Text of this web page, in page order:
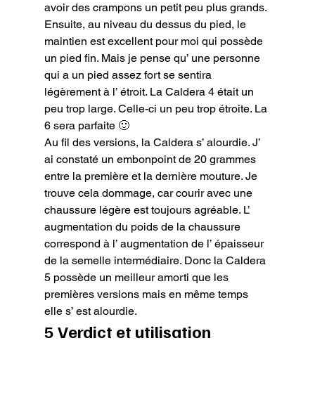
avoir des crampons un petit peu plus grands.
Ensuite, au niveau du dessus du pied, le
maintien est excellent pour moi qui possède
un pied fin. Mais je pense qu’ une personne
qui a un pied assez fort se sentira
légèrement à l’ étroit. La Caldera 4 était un
peu trop large. Celle-ci un peu trop étroite. La
6 sera parfaite 🙂
Au fil des versions, la Caldera s’ alourdie. J’
ai constaté un embonpoint de 20 grammes
entre la première et la dernière mouture. Je
trouve cela dommage, car courir avec une
chaussure légère est toujours agréable. L’
augmentation du poids de la chaussure
correspond à l’ augmentation de l’ épaisseur
de la semelle intermédiaire. Donc la Caldera
5 possède un meilleur amorti que les
premières versions mais en même temps
elle s’ est alourdie.
5 Verdict et utilisation